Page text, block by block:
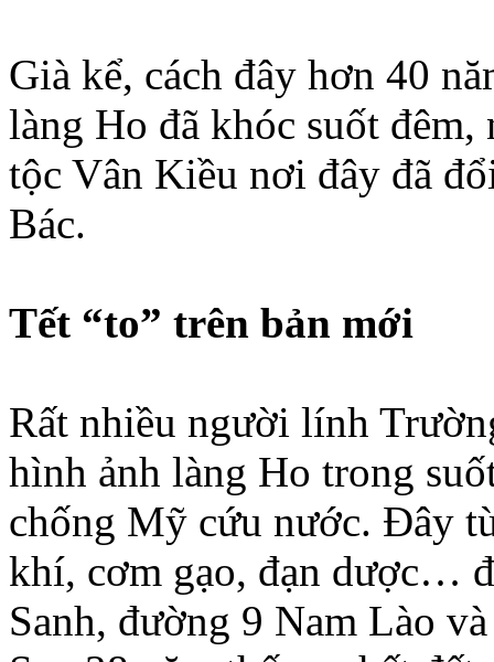
Già kể, cách đây hơn 40
làng Ho đã khóc suốt
tộc Vân Kiều nơi đây đã
Bác.
Tết “to” trên bản mới
Rất nhiều người lính
hình ảnh làng Ho trong
chống Mỹ cứu nước. Đây
khí, cơm gạo, đạn dược…
Sanh, đường 9 Nam Lào